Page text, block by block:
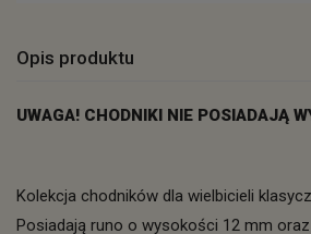
Opis produktu
UWAGA! CHODNIKI NIE POSIADAJĄ
Kolekcja chodników dla wielbicieli
Posiadają runo o wysokości 12 mm